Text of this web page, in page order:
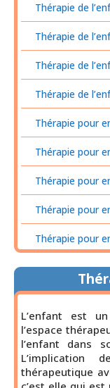
Thérapie de
Thérapie de
Thérapie de
Thérapie de
Thérapie pour
Thérapie pour
Thérapie pour
Thérapie pour
Thérapie pour
L’enfant est
l’espace
l’enfant dans
thérapeutique